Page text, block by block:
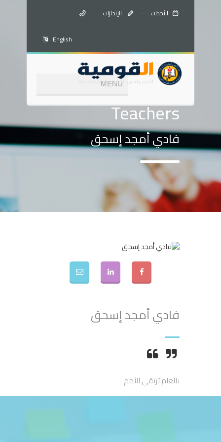
الأحداث · الإنجازات ·
English
Teachers
فادي أمجد إسحق
فادي أمجد إسحق
بالعلم ترتقي الأمم